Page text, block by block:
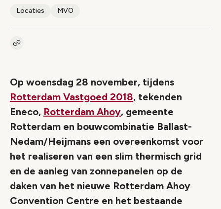
Locaties MVO
Kopieer link naar artikel
Op woensdag 28 november, tijdens
Rotterdam Vastgoed 2018, tekenden
Eneco, Rotterdam Ahoy, gemeente
Rotterdam en bouwcombinatie Ballast-
Nedam/Heijmans een overeenkomst voor
het realiseren van een slim thermisch grid
en de aanleg van zonnepanelen op de
daken van het nieuwe Rotterdam Ahoy
Convention Centre en het bestaande